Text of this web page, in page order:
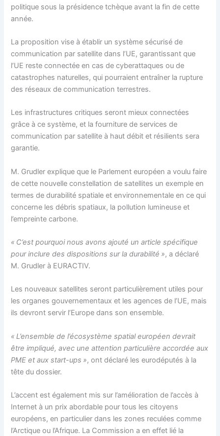
politique sous la présidence tchèque avant la fin de cette
année.
La proposition vise à établir un système sécurisé de
communication par satellite dans l’UE, garantissant que
l’UE reste connectée en cas de cyberattaques ou de
catastrophes naturelles, qui pourraient entraîner la rupture
des réseaux de communication terrestres.
Les infrastructures critiques seront mieux connectées
grâce à ce système, et la fourniture de services de
communication par satellite à haut débit et résilients sera
garantie.
M. Grudler explique que le Parlement européen a voulu faire
de cette nouvelle constellation de satellites un exemple en
termes de durabilité spatiale et environnementale en ce qui
concerne les débris spatiaux, la pollution lumineuse et
l’empreinte carbone.
« C’est pourquoi nous avons ajouté un article spécifique
pour inclure des dispositions sur la durabilité », a déclaré
M. Grudler à EURACTIV.
Les nouveaux satellites seront particulièrement utiles pour
les organes gouvernementaux et les agences de l’UE, mais
ils devront servir l’Europe dans son ensemble.
« L’ensemble de l’écosystème spatial européen devrait
être impliqué, avec une attention particulière accordée aux
PME et aux start-ups », ont déclaré les eurodéputés à la
tête du dossier.
L’accent est également mis sur l’amélioration de l’accès à
Internet à un prix abordable pour tous les citoyens
européens, en particulier dans les zones reculées comme
l’Arctique ou l’Afrique. La Commission a en effet lié la